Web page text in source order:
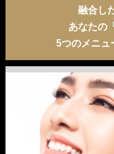
融合し
あなたの
5つのメニュ